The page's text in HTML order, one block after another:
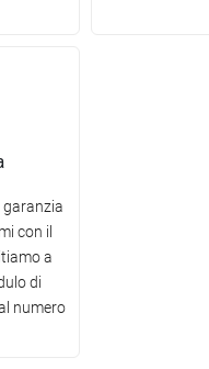
con il
a
di
numero